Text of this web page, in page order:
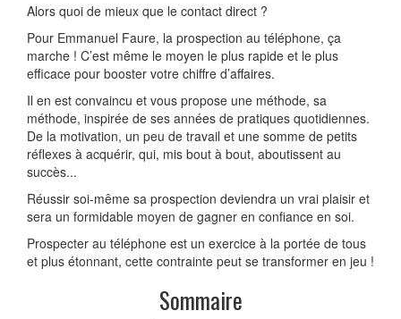
Alors quoi de mieux que le contact direct ?
Pour Emmanuel Faure, la prospection au téléphone, ça
marche ! C’est même le moyen le plus rapide et le plus
efficace pour booster votre chiffre d’affaires.
Il en est convaincu et vous propose une méthode, sa
méthode, inspirée de ses années de pratiques quotidiennes.
De la motivation, un peu de travail et une somme de petits
réflexes à acquérir, qui, mis bout à bout, aboutissent au
succès...
Réussir soi-même sa prospection deviendra un vrai plaisir et
sera un formidable moyen de gagner en confiance en soi.
Prospecter au téléphone est un exercice à la portée de tous
et plus étonnant, cette contrainte peut se transformer en jeu !
Sommaire